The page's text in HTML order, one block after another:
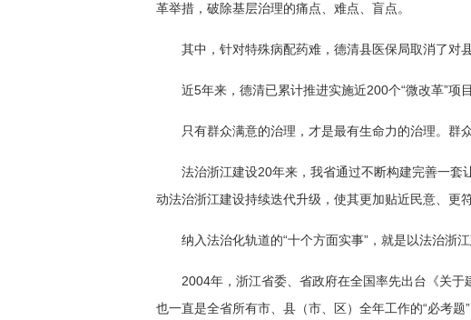
革举措，破除基层治理的痛点、难点、盲点。
其中，针对特殊病配药难，德清县医保局取消了对
近5年来，德清已累计推进实施近200个“微改革”项
只有群众满意的治理，才是最有生命力的治理。群
法治浙江建设20年来，我省通过不断构建完善一套
动法治浙江建设持续迭代升级，使其更加贴近民意、更
纳入法治化轨道的“十个方面实事”，就是以法治浙
2004年，浙江省委、省政府在全国率先出台《关
也一直是全省所有市、县（市、区）全年工作的“必考题”